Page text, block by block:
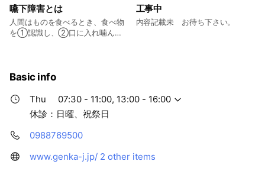
嚥下障害とは
人間はものを食べるとき、食べ物
を①認識し、②口に入れ噛ん
む」という動作を「嚥下（えん
とは食べ物を認識して、咀嚼し、
口腔から咽頭、食道を経て胃に送
り込む一連の流れのことです。
工事中
内容記載未 お待ち下さい。
Basic info
Thu
07:30 - 11:00, 13:00 - 16:00
休診：日曜、祝祭日
0988769500
www.genka-j.jp/ 2 other items